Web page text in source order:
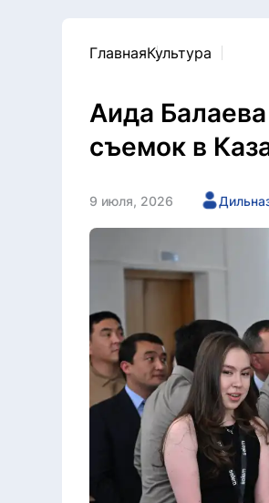
ГлавнаяКультура
Аида
съемок в
9 июля, 2026